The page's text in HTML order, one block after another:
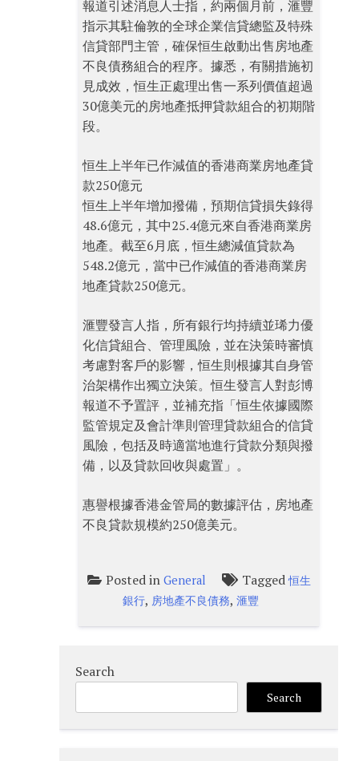
報道引述消息人士指，約兩個月前，滙豐
指示其駐倫敦的全球企業信貸總監及特殊
信貸部門主管，確保恒生啟動出售房地產
不良債務組合的程序。據悉，有關措施初
見成效，恒生正處理出售一系列價值超過
30億美元的房地產抵押貸款組合的初期階
段。
恒生上半年已作減值的香港商業房地產貸
款250億元
恒生上半年增加撥備，預期信貸損失錄得
48.6億元，其中25.4億元來⾃香港商業房
地產。截至6月底，恒生總減值貸款為
548.2億元，當中已作減值的香港商業房
地產貸款250億元。
滙豐發言人指，所有銀行均持續並琋力優
化信貸組合、管理風險，並在決策時審慎
考慮對客戶的影響，恒生則根據其自身管
治架構作出獨立決策。恒生發言人對彭博
報道不予置評，並補充指「恒生依據國際
監管規定及會計準則管理貸款組合的信貸
風險，包括及時適當地進行貸款分類與撥
備，以及貸款回收與處置」。
惠譽根據香港金管局的數據評估，房地產
不良貸款規模約250億美元。
Posted in General Tagged恒生
銀行, 房地產不良債務,滙豐
Search
Search